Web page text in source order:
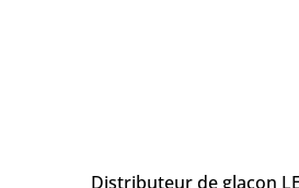
Distributeur de glaçon